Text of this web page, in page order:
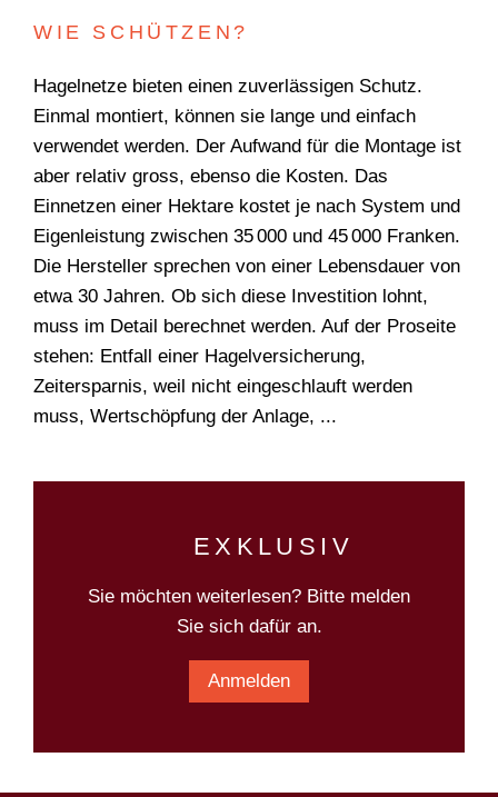
WIE SCHÜTZEN?
Hagelnetze bieten einen zuverlässigen Schutz.
Einmal montiert, können sie lange und einfach
verwendet werden. Der Aufwand für die Montage ist
aber relativ gross, ebenso die Kosten. Das
Einnetzen einer Hektare kostet je nach System und
Eigenleistung zwischen 35 000 und 45 000 Franken.
Die Hersteller sprechen von einer Lebensdauer von
etwa 30 Jahren. Ob sich diese Investition lohnt,
muss im Detail berechnet werden. Auf der Proseite
stehen: Entfall einer Hagelversicherung,
Zeitersparnis, weil nicht eingeschlauft werden
muss, Wertschöpfung der Anlage, ...
EXKLUSIV
Sie möchten weiterlesen? Bitte melden
Sie sich dafür an.
Anmelden
WONACH SUCHEN
SIE?
Suchen